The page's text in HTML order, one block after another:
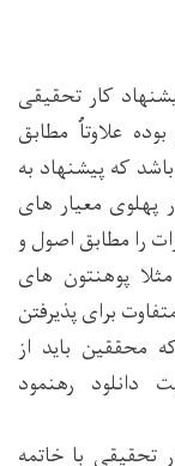
کار تحقیقی
علاوتاُ مطابق
که پیشنهاد به
معیار های
را مطابق اصول و
پوهنتون های
برای پذیرفتن
محققین باید از
دانلود رهنمود
تحقیقی با خاتمه